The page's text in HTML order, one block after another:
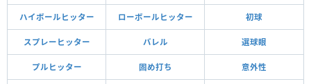
ハイボールヒッター ローボールヒッター 初球
スプレーヒッター バレル 選球眼
プルヒッター 固め打ち 意外性